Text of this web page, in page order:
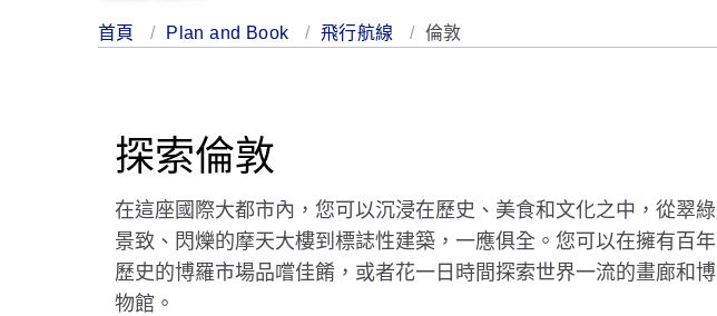
首頁 Plan and Book 飛行航線 倫敦
探索倫敦
在這座國際大都市內，您可以沉浸在歷史、美食和文化之中，從翠綠
景致、閃爍的摩天大樓到標誌性建築，一應俱全。您可以在擁有百年
歷史的博羅市場品嚐佳餚，或者花一日時間探索世界一流的畫廊和博
物館。